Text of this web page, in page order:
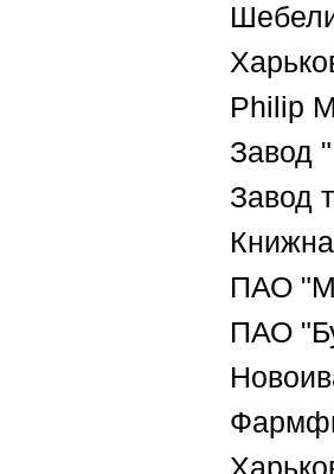
Philip
Завод
Завод
ПАО
ПАО